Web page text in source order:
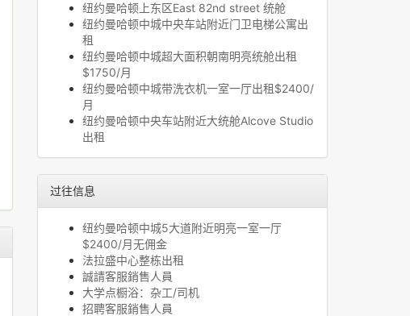
纽约曼哈顿上东区East 82nd street 统舱
纽约曼哈顿中城中央车站附近门卫电梯公寓出
租
纽约曼哈顿中城超大面积朝南明亮统舱出租
$1750/月
纽约曼哈顿中城带洗衣机一室一厅出租$2400/
月
纽约曼哈顿中央车站附近大统舱Alcove Studio
出租
过往信息
纽约曼哈顿中城5大道附近明亮一室一厅
$2400/月无佣金
法拉盛中心整栋出租
誠請客服銷售人員
大学点橱浴：杂工/司机
招聘客服銷售人員